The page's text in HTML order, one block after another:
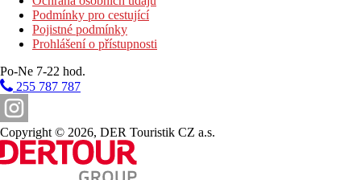
Dětský bazén
Bar u bazénu
Fotogalerie
Podmínky pro cestující
Pojistné podmínky
Prohlášení o přístupnosti
Po-Ne 7-22 hod.
255 787 787
Copyright © 2026, DER Touristik CZ a.s.